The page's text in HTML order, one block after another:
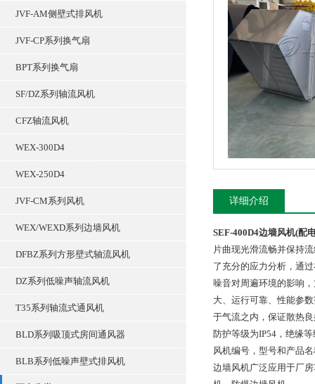
JVF-AM侧壁式排风机
JVF-CP系列换气扇
BPT系列换气扇
SF/DZ系列轴流风机
CFZ轴流风机
WEX-300D4
WEX-250D4
JVF-CM系列风机
WEX/WEXD系列边墙风机
DFBZ系列方形壁式轴流风机
DZ系列低噪声轴流风机
T35系列轴流式通风机
BLD系列吸顶式房间通风器
BLB系列低噪声壁式排风机
详细介绍
SEF-400D4边墙风机(配
片曲现光滑流畅并保持
了充分的应力分析，通
噪音对周遍环境的影响
大、运行可靠、性能参
于气流之内，保证散热
防护等级为IP54，绝缘
风机编号，型号和产品
边墙风机广泛应用于厂